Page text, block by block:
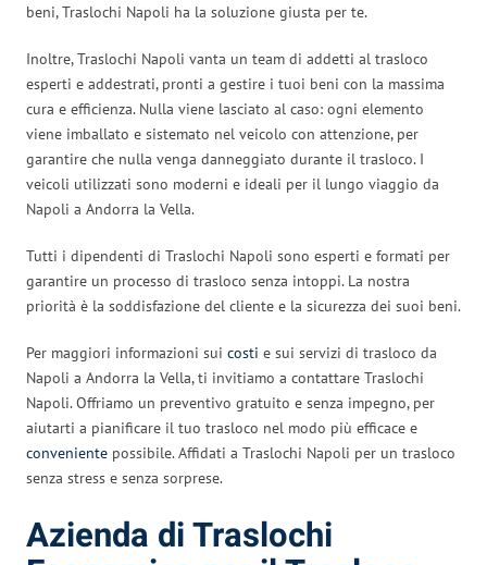
beni, Traslochi Napoli ha la soluzione giusta per te.
Inoltre, Traslochi Napoli vanta un team di addetti al trasloco
esperti e addestrati, pronti a gestire i tuoi beni con la massima
cura e efficienza. Nulla viene lasciato al caso: ogni elemento
viene imballato e sistemato nel veicolo con attenzione, per
garantire che nulla venga danneggiato durante il trasloco. I
veicoli utilizzati sono moderni e ideali per il lungo viaggio da
Napoli a Andorra la Vella.
Tutti i dipendenti di Traslochi Napoli sono esperti e formati per
garantire un processo di trasloco senza intoppi. La nostra
priorità è la soddisfazione del cliente e la sicurezza dei suoi beni.
Per maggiori informazioni sui costi e sui servizi di trasloco da
Napoli a Andorra la Vella, ti invitiamo a contattare Traslochi
Napoli. Offriamo un preventivo gratuito e senza impegno, per
aiutarti a pianificare il tuo trasloco nel modo più efficace e
conveniente possibile. Affidati a Traslochi Napoli per un trasloco
senza stress e senza sorprese.
Azienda di Traslochi